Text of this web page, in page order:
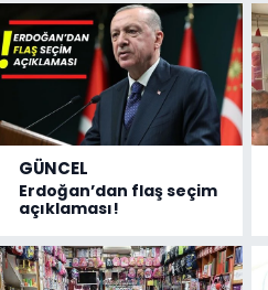
GÜNCEL
Erdoğan’dan flaş seçim
açıklaması!